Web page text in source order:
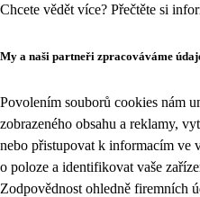
Chcete vědět více? Přečtěte si
My a naši partneři zpracováváme
Povolením souborů cookies nám
zobrazeného obsahu a reklamy,
nebo přistupovat k informacím ve
o poloze a identifikovat vaše
Zodpovědnost ohledně firemních